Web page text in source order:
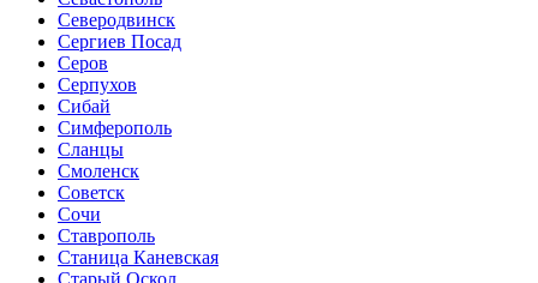
Северодвинск
Сергиев Посад
Серов
Серпухов
Сибай
Симферополь
Сланцы
Смоленск
Советск
Сочи
Ставрополь
Станица Каневская
Старый Оскол